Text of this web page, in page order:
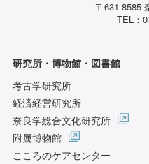
〒631-8585
TEL：
研究所・博物館・図書館
考古学研究所
経済経営研究所
奈良学総合文化研究所
附属博物館
こころのケアセンター